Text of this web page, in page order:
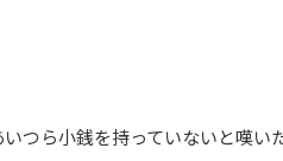
つら小銭を持っていないと嘆